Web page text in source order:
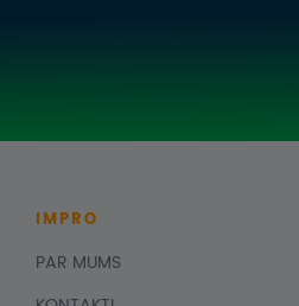
IMPRO
PAR MUMS